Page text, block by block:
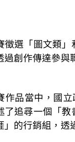
徵選「圖文類
過創作傳達參與
作品當中， 國
了追尋一個「
」的行銷組，